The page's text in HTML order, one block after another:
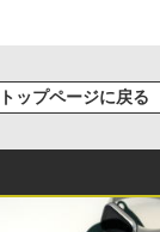
トップページに戻る